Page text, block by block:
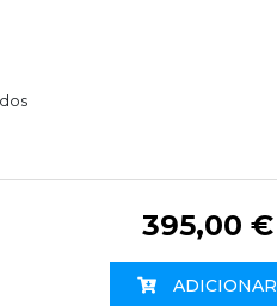
395,00 €
ADICIONAR